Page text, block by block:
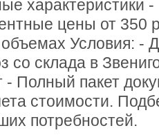
цены от 350
Условия: -
со склада в
- Полный пакет
стоимости.
потребностей.